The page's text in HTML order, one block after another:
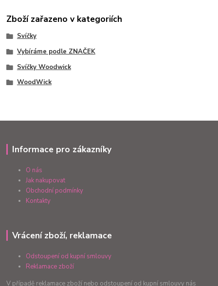
Zboží zařazeno v kategoriích
Svíčky
Vybíráme podle ZNAČEK
Svíčky Woodwick
WoodWick
Informace pro zákazníky
O nás
Jak nakupovat
Obchodní podmínky
Kontakty
Vrácení zboží, reklamace
Odstoupení od kupní smlouvy
Reklamace zboží
V případě reklamace zboží nebo odstoupení od kupní smlouvy nás